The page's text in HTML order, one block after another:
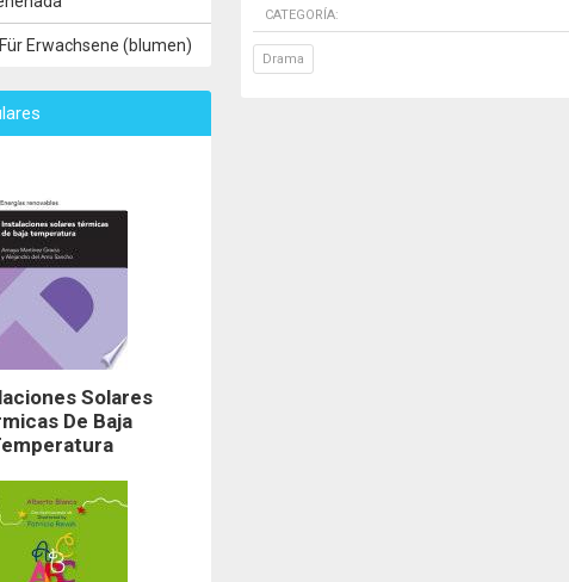
CATEGORÍA:
Drama
Erwachsene (blumen)
Solares
De Baja